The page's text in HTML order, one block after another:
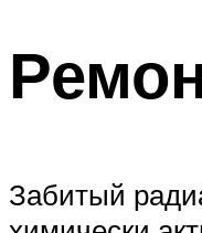
Забитый